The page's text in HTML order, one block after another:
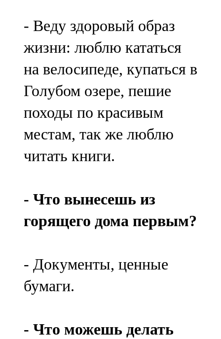
- Веду здоровый образ
жизни: люблю кататься
на велосипеде, купаться в
Голубом озере, пешие
походы по красивым
местам, так же люблю
читать книги.
- Что вынесешь из
горящего дома первым?
- Документы, ценные
бумаги.
- Что можешь делать